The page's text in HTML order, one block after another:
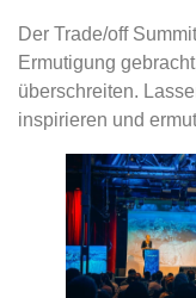
Der Trade/off
Ermutigung
überschreiten.
inspirieren und